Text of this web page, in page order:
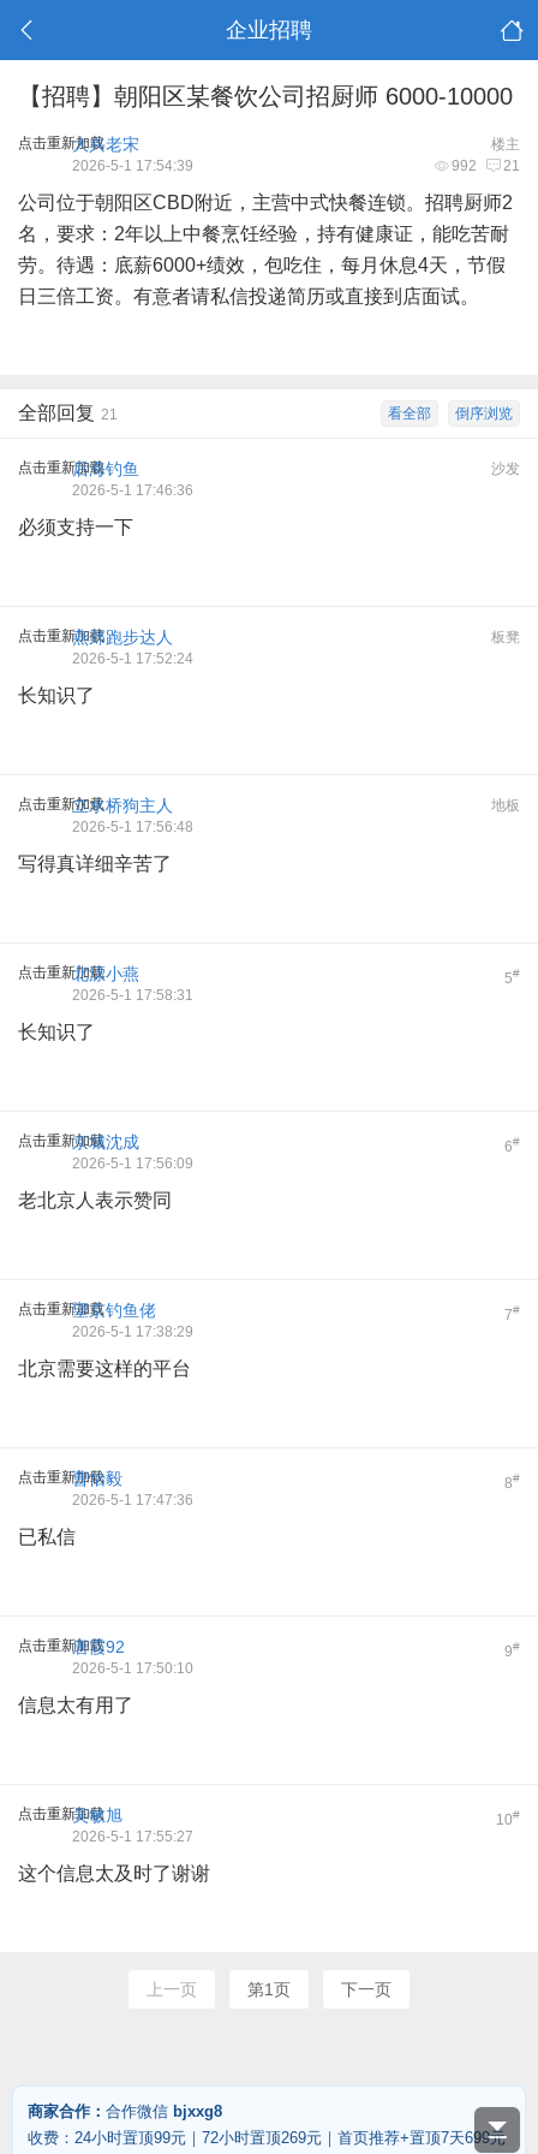
企业招聘
【招聘】朝阳区某餐饮公司招厨师 6000-10000
点击重新加载 楼主
大兴老宋
992 21
2026-5-1 17:54:39
公司位于朝阳区CBD附近，主营中式快餐连锁。招聘厨师2
名，要求：2年以上中餐烹饪经验，持有健康证，能吃苦耐
劳。待遇：底薪6000+绩效，包吃住，每月休息4天，节假
日三倍工资。有意者请私信投递简历或直接到店面试。
倒序浏览
看全部
全部回复 21
点击重新加载 沙发
后海钓鱼
2026-5-1 17:46:36
必须支持一下
点击重新加载 板凳
燕郊跑步达人
2026-5-1 17:52:24
长知识了
点击重新加载 地板
立水桥狗主人
2026-5-1 17:56:48
写得真详细辛苦了
点击重新加载 5#
北漂小燕
2026-5-1 17:58:31
长知识了
点击重新加载 6#
京城沈成
2026-5-1 17:56:09
老北京人表示赞同
点击重新加载 7#
望京钓鱼佬
2026-5-1 17:38:29
北京需要这样的平台
点击重新加载 8#
曹怡毅
2026-5-1 17:47:36
已私信
点击重新加载 9#
唐霞92
2026-5-1 17:50:10
信息太有用了
点击重新加载 10#
吴敏旭
2026-5-1 17:55:27
这个信息太及时了谢谢
上一页 第1页 下一页
商家合作： 合作微信 bjxxg8
收费：24小时置顶99元｜72小时置顶269元｜首页推荐+置顶7天699元